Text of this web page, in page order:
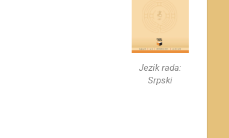
Jezik rada:
Srpski